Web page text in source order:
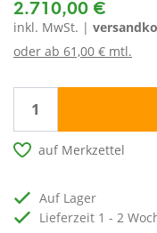
2.710,00 €
inkl. MwSt. |
oder ab 61,00 € mtl.
auf Merkzettel
auf Lager
Lieferzeit 1 - 2